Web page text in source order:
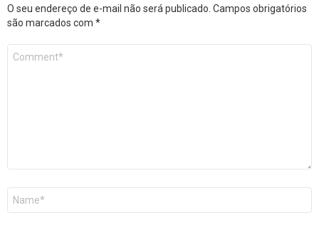
O seu endereço de e-mail não será publicado. Campos obrigatórios
são marcados com *
Comentário
Nome